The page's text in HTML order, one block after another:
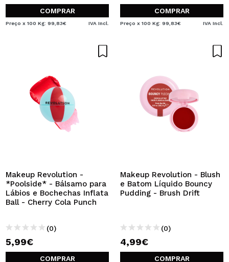
COMPRAR
Preço x 100 Kg: 99,83€ IVA Incl.
COMPRAR
Preço x 100 Kg: 99,83€ IVA Incl.
Makeup Revolution -
*Poolside* - Bálsamo para
Lábios e Bochechas Inflata
Ball - Cherry Cola Punch
(0)
5,99€
COMPRAR
Makeup Revolution - Blush
e Batom Líquido Bouncy
Pudding - Brush Drift
(0)
4,99€
COMPRAR